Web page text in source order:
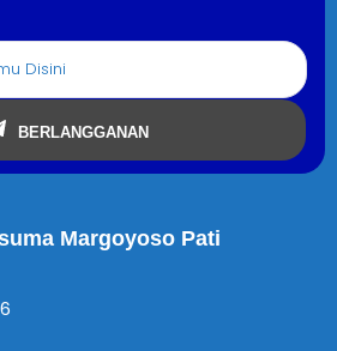
BERLANGGANAN
Margoyoso Pati